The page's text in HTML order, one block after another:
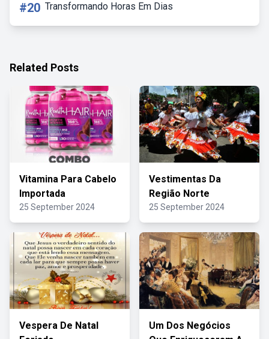
#20 Transformando Horas Em Dias
Related Posts
Vitamina Para Cabelo
Importada
25 September 2024
Vestimentas Da
Região Norte
25 September 2024
Vespera De Natal
Um Dos Negócios